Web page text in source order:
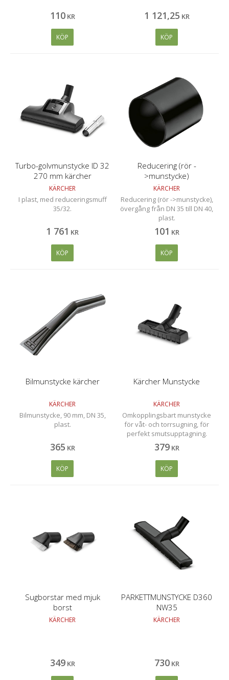
110 KR
KÖP
1 121,25 KR
KÖP
Turbo-golvmunstycke ID 32
270 mm kärcher
KÄRCHER
I plast, med reduceringsmuff
35/32.
1 761 KR
KÖP
Reducering (rör -
>munstycke)
KÄRCHER
Reducering (rör ->munstycke),
övergång från DN 35 till DN 40,
plast.
101 KR
KÖP
Bilmunstycke kärcher
KÄRCHER
Bilmunstycke, 90 mm, DN 35,
plast.
365 KR
KÖP
Kärcher Munstycke
KÄRCHER
Omkopplingsbart munstycke
för våt- och torrsugning, för
perfekt smutsupptagning.
Enkel anpassning till våt eller
torr smuts via fotmanövrerad
brytare. För alla
universaldammsugare i
Kärchers Home & Garden-
379 KR
KÖP
Sugborstar med mjuk
borst
KÄRCHER
349 KR
PARKETTMUNSTYCKE D360
NW35
KÄRCHER
730 KR